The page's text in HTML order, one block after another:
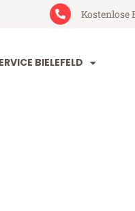
Kostenlose
BIELEFELD